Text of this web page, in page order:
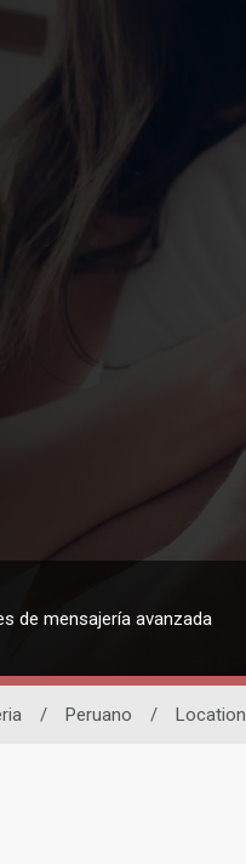
de mensajería avanzada
/ Peruano / Location